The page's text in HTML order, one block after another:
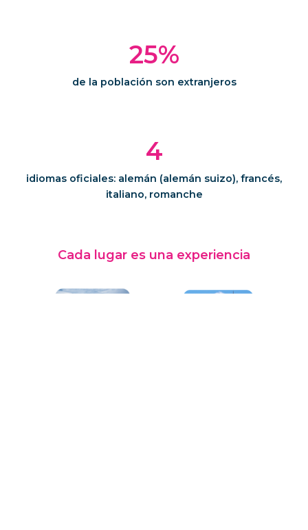
25%
de la población son extranjeros
4
idiomas oficiales: alemán (alemán suizo), francés,
italiano, romanche
Cada lugar es una experiencia